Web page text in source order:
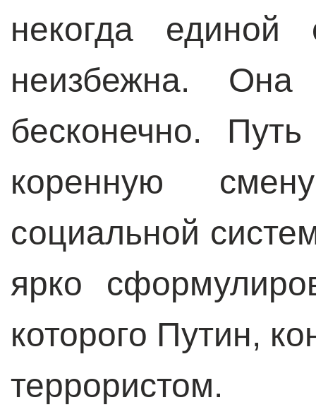
некогда единой
неизбежна. Она
бесконечно.
коренную
социальной
ярко
которого Путин,
террористом.